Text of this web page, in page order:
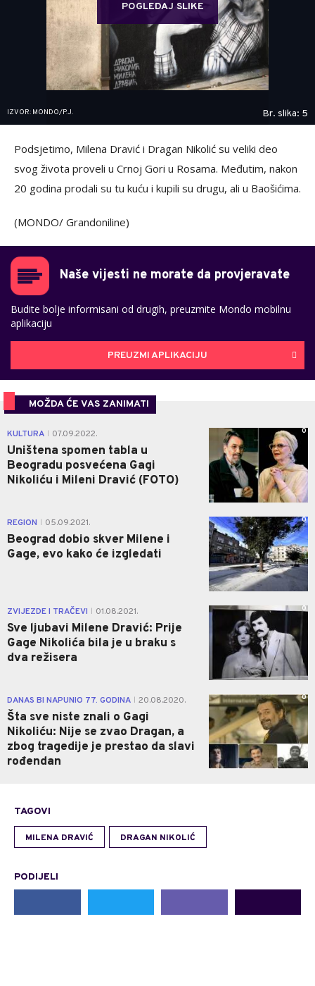
POGLEDAJ SLIKE
IZVOR: MONDO/P.J. Br. slika: 5
Podsjetimo, Milena Dravić i Dragan Nikolić su veliki deo
svog života proveli u Crnoj Gori u Rosama. Međutim, nakon
20 godina prodali su tu kuću i kupili su drugu, ali u Baošićima.
(MONDO/ Grandoniline)
Naše vijesti ne morate da provjeravate
Budite bolje informisani od drugih, preuzmite Mondo mobilnu
aplikaciju
PREUZMI APLIKACIJU
MOŽDA ĆE VAS ZANIMATI
KULTURA 07.09.2022.
Uništena spomen tabla u
Beogradu posvećena Gagi
Nikoliću i Mileni Dravić (FOTO)
0
REGION 05.09.2021.
Beograd dobio skver Milene i
Gage, evo kako će izgledati
0
ZVIJEZDE I TRAČEVI 01.08.2021.
Sve ljubavi Milene Dravić: Prije
Gage Nikolića bila je u braku s
dva režisera
0
DANAS BI NAPUNIO 77. GODINA 20.08.2020.
Šta sve niste znali o Gagi
Nikoliću: Nije se zvao Dragan, a
zbog tragedije je prestao da slavi
rođendan
0
TAGOVI
MILENA DRAVIĆ DRAGAN NIKOLIĆ
PODIJELI